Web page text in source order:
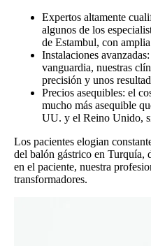
Expertos altamente
algunos de los
de Estambul, con
Instalaciones
vanguardia, nuestras
precisión y unos
Precios asequibles: el
mucho más asequible
UU. y el Reino Unido,
Los pacientes elogian
del balón gástrico en Turquía,
en el paciente, nuestra
transformadores.